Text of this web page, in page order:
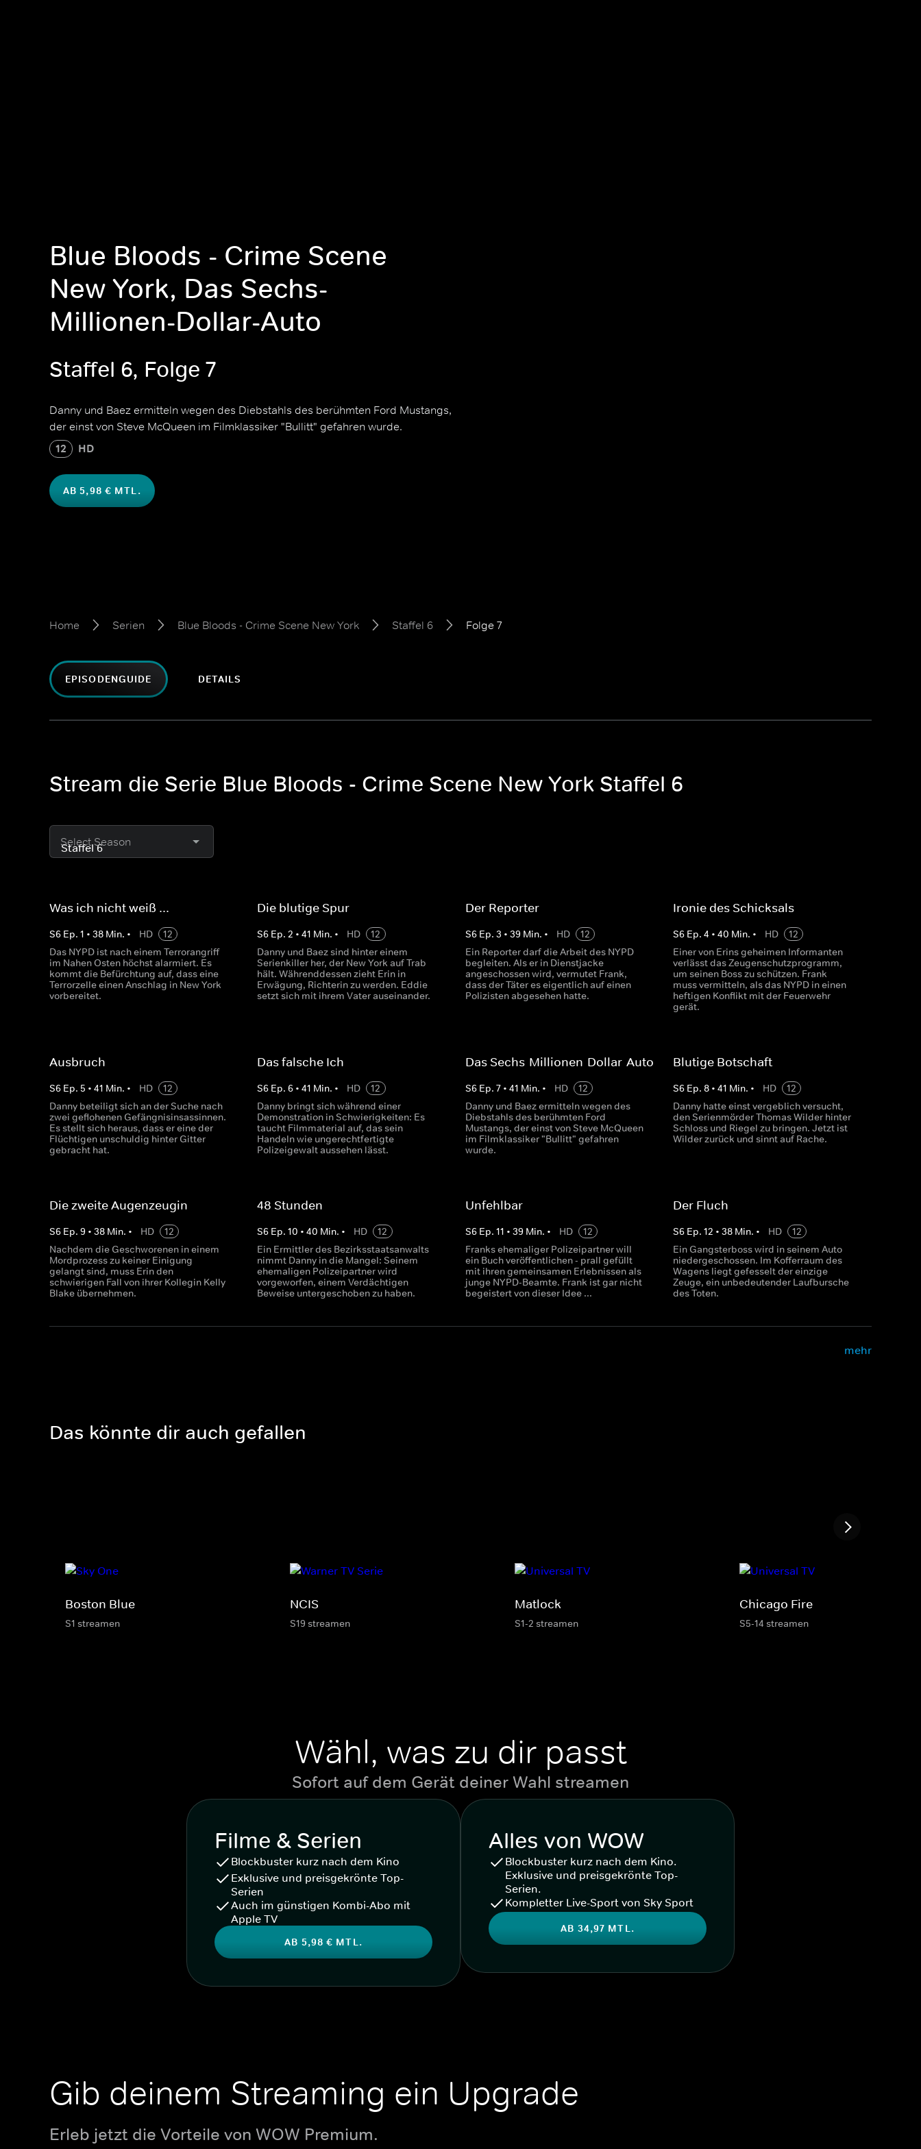
Blue Bloods - Crime Scene
New York, Das Sechs-
Millionen-Dollar-Auto
Staffel 6, Folge 7
Danny und Baez ermitteln wegen des Diebstahls des berühmten Ford Mustangs,
der einst von Steve McQueen im Filmklassiker "Bullitt" gefahren wurde.
12 HD
AB 5,98 € MTL.
Home Serien Blue Bloods - Crime Scene New York Staffel 6 Folge 7
EPISODENGUIDE DETAILS
Stream die Serie Blue Bloods - Crime Scene New York Staffel 6
Select Season
Was ich nicht weiß ...
S6 Ep. 1 • 38 Min. • HD
12
Das NYPD ist nach einem Terrorangriff
im Nahen Osten höchst alarmiert. Es
kommt die Befürchtung auf, dass eine
Terrorzelle einen Anschlag in New York
vorbereitet.
Die blutige Spur
S6 Ep.2 •41 Min. • HD
12
Danny und Baez sind hinter einem
Serienkiller her, der New York auf Trab
hält. Währenddessen zieht Erin in
Erwägung, Richterin zu werden. Eddie
setzt sich mit ihrem Vater auseinander.
Der Reporter
S6 Ep. 3 • 39Min. • HD
12
Ein Reporter darf die Arbeit des NYPD
begleiten. Als er in Dienstjacke
angeschossen wird, vermutet Frank,
dass der Täter es eigentlich auf einen
Polizisten abgesehen hatte.
Ironie des Schicksals
S6 Ep. 4 • 40 Min. • HD
12
Einer von Erins geheimen Informanten
verlässt das Zeugenschutzprogramm,
um seinen Boss zu schützen. Frank
muss vermitteln, als das NYPD in einen
heftigen Konflikt mit der Feuerwehr
gerät.
Ausbruch
S6 Ep. 5 • 41 Min. • HD
12
Danny beteiligt sich an der Suche nach
zwei geflohenen Gefängnisinsassinnen.
Es stellt sich heraus, dass er eine der
Flüchtigen unschuldig hinter Gitter
gebracht hat.
Das falsche Ich
S6 Ep.6 •41 Min. • HD
12
Danny bringt sich während einer
Demonstration in Schwierigkeiten: Es
taucht Filmmaterial auf, das sein
Handeln wie ungerechtfertigte
Polizeigewalt aussehen lässt.
Das Sechs-Millionen-Dollar-Auto
S6 Ep. 7• 41 Min. • HD
12
Danny und Baez ermitteln wegen des
Diebstahls des berühmten Ford
Mustangs, der einst von Steve McQueen
im Filmklassiker "Bullitt" gefahren
wurde.
Blutige Botschaft
S6 Ep. 8• 41 Min. • HD
12
Danny hatte einst vergeblich versucht,
den Serienmörder Thomas Wilder hinter
Schloss und Riegel zu bringen. Jetzt ist
Wilder zurück und sinnt auf Rache.
Die zweite Augenzeugin
S6 Ep. 9 • 38 Min. • HD
12
Nachdem die Geschworenen in einem
Mordprozess zu keiner Einigung
gelangt sind, muss Erin den
schwierigen Fall von ihrer Kollegin Kelly
Blake übernehmen.
48 Stunden
S6 Ep.10 •40 Min. • HD
12
Ein Ermittler des Bezirksstaatsanwalts
nimmt Danny in die Mangel: Seinem
ehemaligen Polizeipartner wird
vorgeworfen, einem Verdächtigen
Beweise untergeschoben zu haben.
Unfehlbar
S6 Ep. 11 • 39Min. • HD
12
Franks ehemaliger Polizeipartner will
ein Buch veröffentlichen - prall gefüllt
mit ihren gemeinsamen Erlebnissen als
junge NYPD-Beamte. Frank ist gar nicht
begeistert von dieser Idee ...
Der Fluch
S6 Ep. 12 • 38Min. • HD
12
Ein Gangsterboss wird in seinem Auto
niedergeschossen. Im Kofferraum des
Wagens liegt gefesselt der einzige
Zeuge, ein unbedeutender Laufbursche
des Toten.
mehr
Das könnte dir auch gefallen
Boston Blue
S1 streamen
NCIS
S19 streamen
Matlock
S1-2 streamen
Chicago Fire
S5-14 streamen
Wähl, was zu dir passt
Sofort auf dem Gerät deiner Wahl streamen
Filme & Serien
Blockbuster kurz nach dem Kino
Exklusive und preisgekrönte Top-
Serien
Auch im günstigen Kombi-Abo mit
Apple TV
AB 5,98 € MTL.
Alles von WOW
Blockbuster kurz nach dem Kino.
Exklusive und preisgekrönte Top-
Serien.
Kompletter Live-Sport von Sky Sport
AB 34,97 MTL.
Gib deinem Streaming ein Upgrade
Erleb jetzt die Vorteile von WOW Premium.